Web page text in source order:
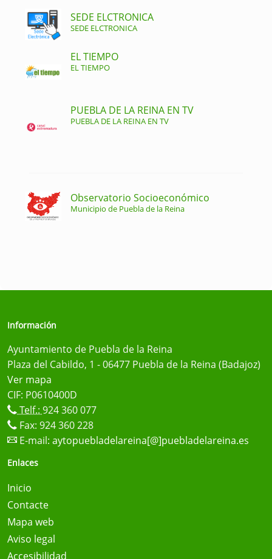
SEDE ELCTRONICA
SEDE ELCTRONICA
EL TIEMPO
EL TIEMPO
PUEBLA DE LA REINA EN TV
PUEBLA DE LA REINA EN TV
Observatorio Socioeconómico
Municipio de Puebla de la Reina
Información
Ayuntamiento de Puebla de la Reina
Plaza del Cabildo, 1 - 06477 Puebla de la Reina (Badajoz)
Ver mapa
CIF: P0610400D
Telf.: 924 360 077
Fax: 924 360 228
E-mail: aytopuebladelareina[@]puebladelareina.es
Enlaces
Inicio
Contacte
Mapa web
Aviso legal
Accesibilidad